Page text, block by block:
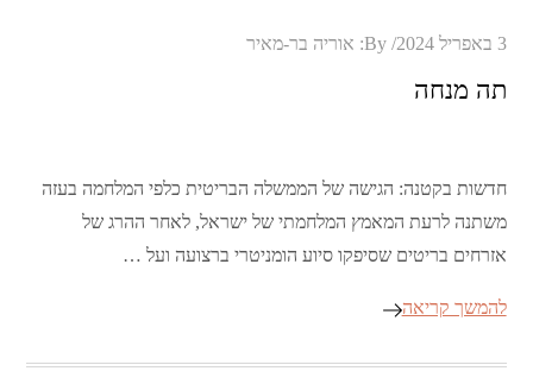
Posted
3 באפריל 2024 By: אוריה בר-מאיר
תה מנחה
חדשות בקטנה: הגישה של הממשלה הבריטית כלפי המלחמה בעזה
משתנה לרעת המאמץ המלחמתי של ישראל, לאחר ההרג של
אזרחים בריטים שסיפקו סיוע הומניטרי ברצועה ועל …
להמשך קריאה